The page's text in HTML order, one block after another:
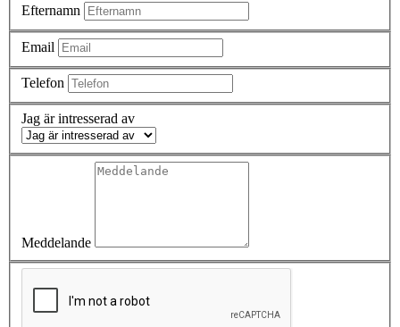
Efternamn
Email
Telefon
Jag är intresserad av
Meddelande